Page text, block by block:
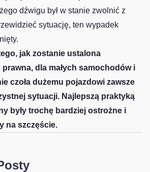
dźwigu był w stanie zwolnić z
sytuację, ten wypadek
jak zostanie ustalona
dla małych samochodów i
czoła dużemu pojazdowi zawsze
sytuacji. Najlepszą praktyką
były trochę bardziej ostrożne i
na szczęście.